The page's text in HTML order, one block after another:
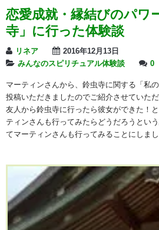
恋愛成就・縁結びのパワ
寺」に行った体験談
リネア
2016年12月13日
みんなのスピリチュアル体験談
0
マーティンさんから、鈴虫寺に関する「私
投稿いただきましたのでご紹介させていた
友人から鈴虫寺に行ったら彼女ができた！
ティンさんも行ってみたらどうだろうとい
てマーティンさんも行ってみることにしま